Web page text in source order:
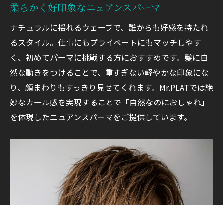
柔らかく好印象なニュアンスパーマ
ナチュラルに揺れるウェーブで、誰からも好感を持たれ
るスタイル。仕事にもプライベートにもマッチしやす
く、初めてパーマに挑戦する方におすすめです。髪に自
然な動きをつけることで、重すぎない軽やかな印象にな
り、顔まわりもすっきり見せてくれます。Mr.PLATでは絶
妙なカール感を実現することで「自然なのにおしゃれ」
を体現したニュアンスパーマをご提供しています。